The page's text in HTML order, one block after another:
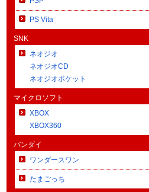
PS Vita
SNK
ネオジオ
ネオジオCD
ネオジオポケット
マイクロソフト
XBOX
XBOX360
バンダイ
ワンダースワン
たまごっち